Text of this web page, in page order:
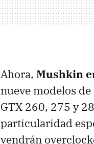
Ahora, Mushkin
nueve modelos
GTX 260, 275 y
particularidad
vendrán